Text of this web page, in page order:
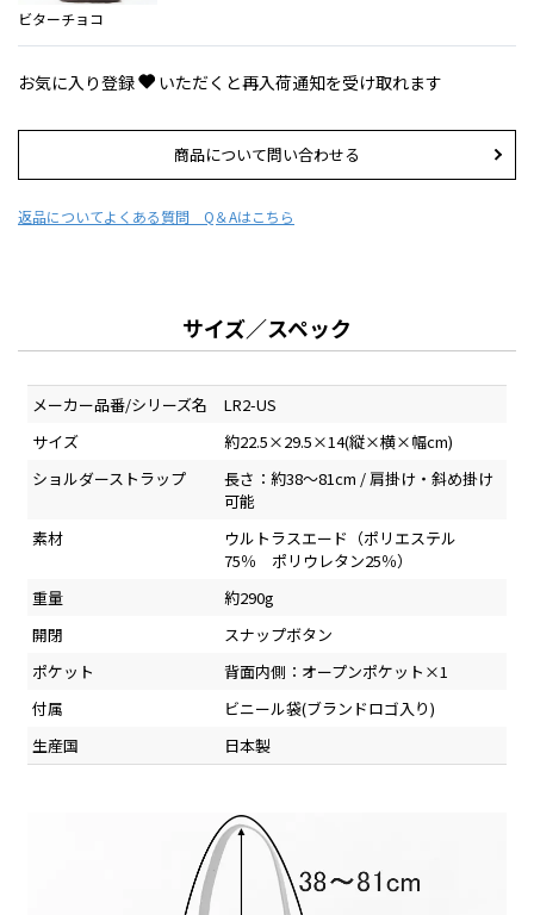
ビターチョコ
お気に入り登録 いただくと再入荷通知を受け取れます
商品について問い合わせる
返品についてよくある質問 Q＆Aはこちら
サイズ／スペック
メーカー品番/シリーズ名
LR2-US
サイズ
約22.5×29.5×14(縦×横×幅cm)
ショルダーストラップ
長さ：約38～81cm / 肩掛け・斜め掛け
可能
素材
ウルトラスエード（ポリエステル
75％ ポリウレタン25％）
重量
約290g
開閉
スナップボタン
ポケット
背面内側：オープンポケット×1
付属
ビニール袋(ブランドロゴ入り)
生産国
日本製